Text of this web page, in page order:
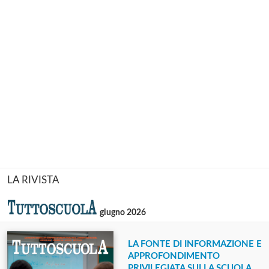
LA RIVISTA
giugno 2026
LA FONTE DI INFORMAZIONE E
APPROFONDIMENTO